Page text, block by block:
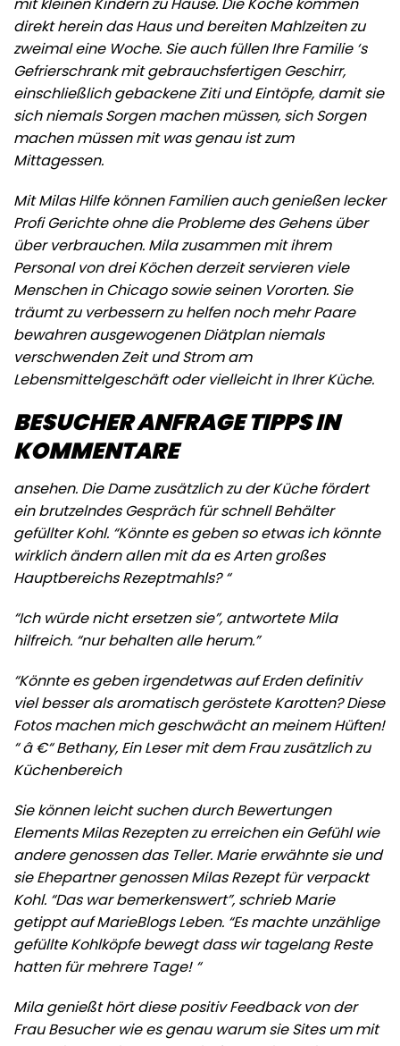
direkt herein das Haus und bereiten Mahlzeiten zu
zweimal eine Woche. Sie auch füllen Ihre Familie ‘s
Gefrierschrank mit gebrauchsfertigen Geschirr,
einschließlich gebackene Ziti und Eintöpfe, damit sie
sich niemals Sorgen machen müssen, sich Sorgen
machen müssen mit was genau ist zum
Mittagessen.
Mit Milas Hilfe können Familien auch genießen lecker
Profi Gerichte ohne die Probleme des Gehens über
über verbrauchen. Mila zusammen mit ihrem
Personal von drei Köchen derzeit servieren viele
Menschen in Chicago sowie seinen Vororten. Sie
träumt zu verbessern zu helfen noch mehr Paare
bewahren ausgewogenen Diätplan niemals
verschwenden Zeit und Strom am
Lebensmittelgeschäft oder vielleicht in Ihrer Küche.
BESUCHER ANFRAGE TIPPS IN
KOMMENTARE
ansehen. Die Dame zusätzlich zu der Küche fördert
ein brutzelndes Gespräch für schnell Behälter
gefüllter Kohl. “Könnte es geben so etwas ich könnte
wirklich ändern allen mit da es Arten großes
Hauptbereichs Rezeptmahls? “
“Ich würde nicht ersetzen sie”, antwortete Mila
hilfreich. “nur behalten alle herum.”
“Könnte es geben irgendetwas auf Erden definitiv
viel besser als aromatisch geröstete Karotten? Diese
Fotos machen mich geschwächt an meinem Hüften!
“â €“ Bethany, Ein Leser mit dem Frau zusätzlich zu
Küchenbereich
Sie können leicht suchen durch Bewertungen
Elements Milas Rezepten zu erreichen ein Gefühl wie
andere genossen das Teller. Marie erwähnte sie und
sie Ehepartner genossen Milas Rezept für verpackt
Kohl. “Das war bemerkenswert”, schrieb Marie
getippt auf MarieBlogs Leben. “Es machte unzählige
gefüllte Kohlköpfe bewegt dass wir tagelang Reste
hatten für mehrere Tage! “
Mila genießt hört diese positiv Feedback von der
Frau Besucher wie es genau warum sie Sites um mit